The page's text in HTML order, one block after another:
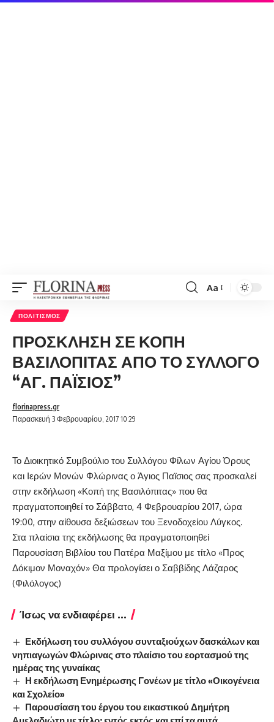
Font
Aa
ΠΟΛΙΤΙΣΜΌΣ
ΠΡΟΣΚΛΗΣΗ ΣΕ ΚΟΠΗ
ΒΑΣΙΛΟΠΙΤΑΣ ΑΠΟ ΤΟ ΣΥΛΛΟΓΟ
“ΑΓ. ΠΑΪΣΙΟΣ”
Παρασκευή 3 Φεβρουαρίου, 2017 10:29
florinapress.gr
Το Διοικητικό Συμβούλιο του Συλλόγου Φίλων Αγίου Όρους
και Ιερών Μονών Φλώρινας ο Άγιος Παϊσιος σας προσκαλεί
στην εκδήλωση «Κοπή της Βασιλόπιτας» που θα
πραγματοποιηθεί το Σάββατο, 4 Φεβρουαρίου 2017, ώρα
19:00, στην αίθουσα δεξιώσεων του Ξενοδοχείου Λύγκος.
Στα πλαίσια της εκδήλωσης θα πραγματοποιηθεί
Παρουσίαση Βιβλίου του Πατέρα Μαξίμου με τίτλο «Προς
Δόκιμον Μοναχόν» Θα προλογίσει ο Σαββίδης Λάζαρος
(Φιλόλογος)
Ίσως να ενδιαφέρει ...
Εκδήλωση του συλλόγου συνταξιούχων δασκάλων και
νηπιαγωγών Φλώρινας στο πλαίσιο του εορτασμού της
ημέρας της γυναίκας
Η εκδήλωση Ενημέρωσης Γονέων με τίτλο «Οικογένεια
και Σχολείο»
Παρουσίαση του έργου του εικαστικού Δημήτρη